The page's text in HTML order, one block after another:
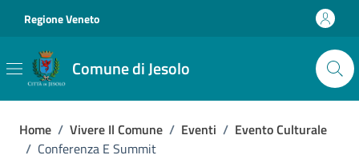
Regione Veneto
Comune di Jesolo
Home / Vivere Il Comune / Eventi / Evento Culturale
/ Conferenza E Summit